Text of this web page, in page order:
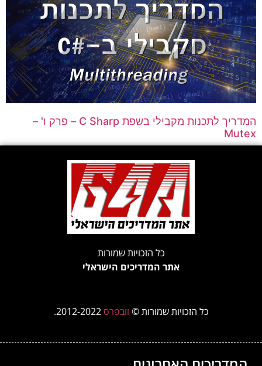
המדריך לתכנות מקבילי בשפת C Sharp – פרק ו' –
Mutex
כל הזכויות שמורות
אתר המדריכים הישראלי
כל הזכויות שמורות © וובפרס 2012-2022.